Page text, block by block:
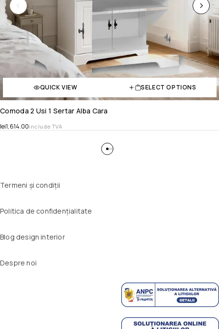
QUICK VIEW SELECT OPTIONS
Comoda 2 Usi 1 Sertar Alba Cara
lei1,614.00include TVA
Termeni și condiții
Politica de confidențialitate
Blog design interior
Despre noi